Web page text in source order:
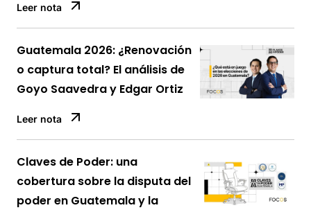
Leer nota
Guatemala 2026: ¿Renovación
o captura total? El análisis de
Goyo Saavedra y Edgar Ortiz
Leer nota
Claves de Poder: una
cobertura sobre la disputa del
poder en Guatemala y la